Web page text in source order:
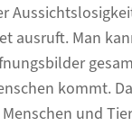
ausruft. Man
kommt.
und